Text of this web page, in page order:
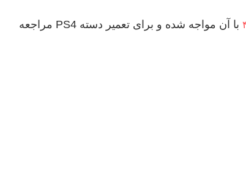
با آن مواجه شده و برای تعمیر دسته PS4 مراجعه